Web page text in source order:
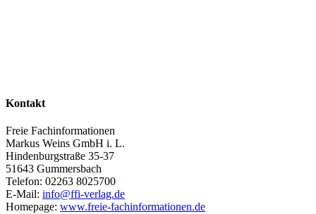
Kontakt
Freie Fachinformationen
Markus Weins GmbH i. L.
Hindenburgstraße 35-37
51643 Gummersbach
Telefon: 02263 8025700
E-Mail: info@ffi-verlag.de
Homepage: www.freie-fachinformationen.de